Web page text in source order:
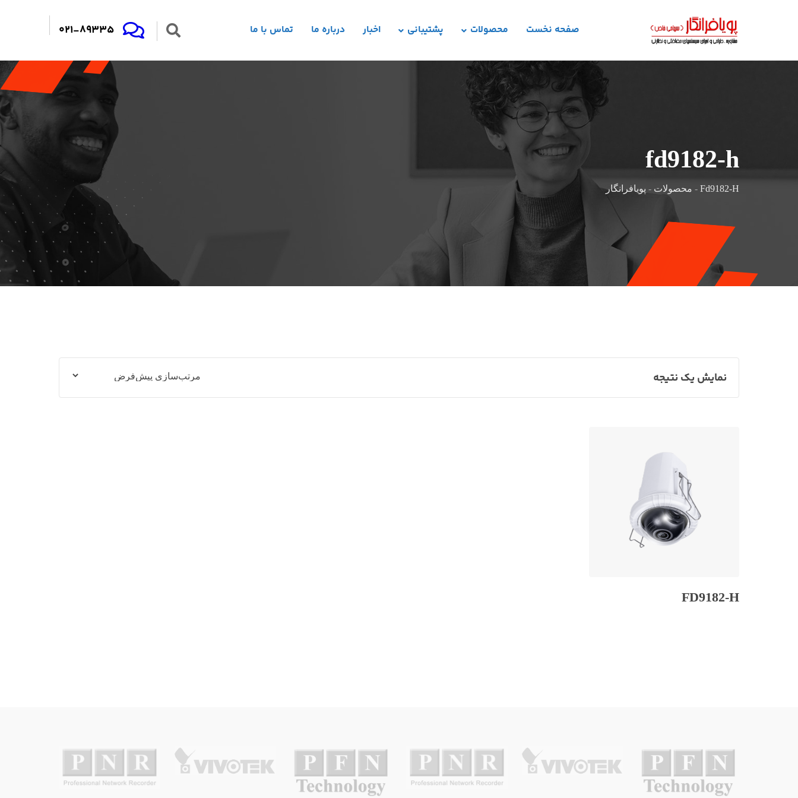
صفحه نخست محصولات پشتیبانی اخبار درباره ما تماس با ما 021-89335
fd9182-h
Fd9182-H
- محصولات - پویافرانگار
نمایش یک نتیجه
FD9182-H